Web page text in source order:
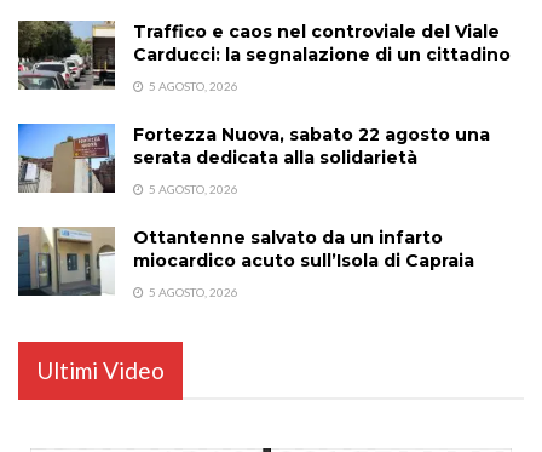
Traffico e caos nel controviale del Viale
Carducci: la segnalazione di un cittadino
5 AGOSTO, 2026
Fortezza Nuova, sabato 22 agosto una
serata dedicata alla solidarietà
5 AGOSTO, 2026
Ottantenne salvato da un infarto
miocardico acuto sull’Isola di Capraia
5 AGOSTO, 2026
Ultimi Video